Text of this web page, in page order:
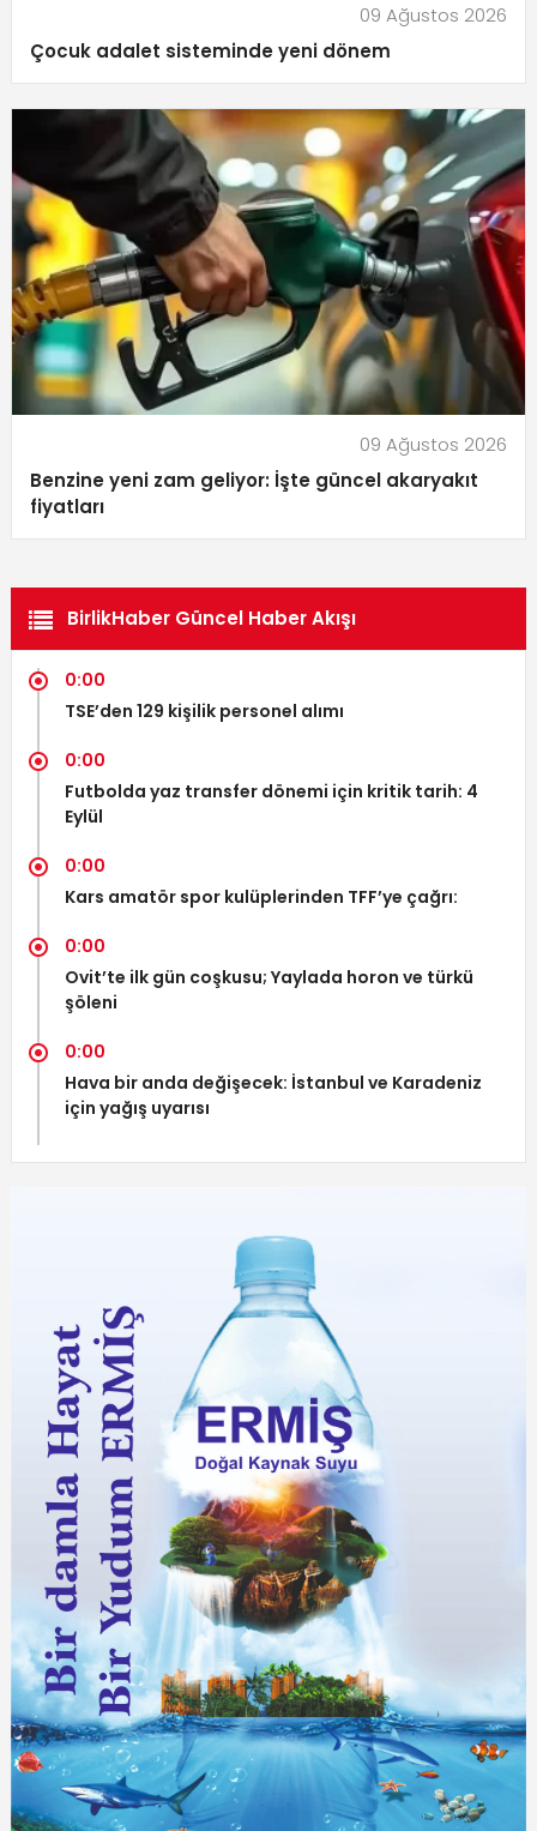
09 Ağustos 2026
Çocuk adalet sisteminde yeni dönem
09 Ağustos 2026
Benzine yeni zam geliyor: İşte güncel akaryakıt
fiyatları
BirlikHaber Güncel Haber Akışı
0:00
TSE’den 129 kişilik personel alımı
0:00
Futbolda yaz transfer dönemi için kritik tarih: 4
Eylül
0:00
Kars amatör spor kulüplerinden TFF’ye çağrı:
0:00
Ovit’te ilk gün coşkusu; Yaylada horon ve türkü
şöleni
0:00
Hava bir anda değişecek: İstanbul ve Karadeniz
için yağış uyarısı